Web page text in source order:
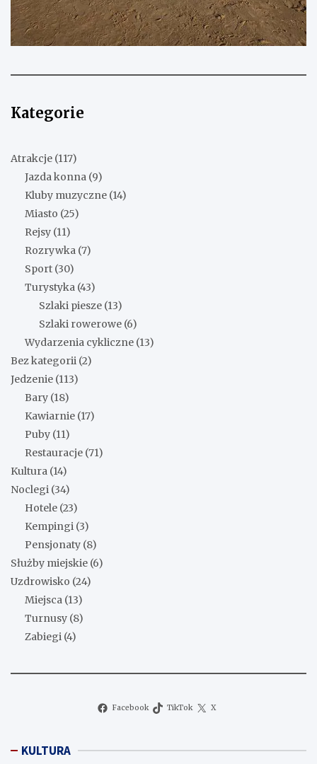
Kategorie
Atrakcje (117)
Jazda konna (9)
Kluby muzyczne (14)
Miasto (25)
Rejsy (11)
Rozrywka (7)
Sport (30)
Turystyka (43)
Szlaki piesze (13)
Szlaki rowerowe (6)
Wydarzenia cykliczne (13)
Bez kategorii (2)
Jedzenie (113)
Bary (18)
Kawiarnie (17)
Puby (11)
Restauracje (71)
Kultura (14)
Noclegi (34)
Hotele (23)
Kempingi (3)
Pensjonaty (8)
Służby miejskie (6)
Uzdrowisko (24)
Miejsca (13)
Turnusy (8)
Zabiegi (4)
Facebook TikTok X
KULTURA